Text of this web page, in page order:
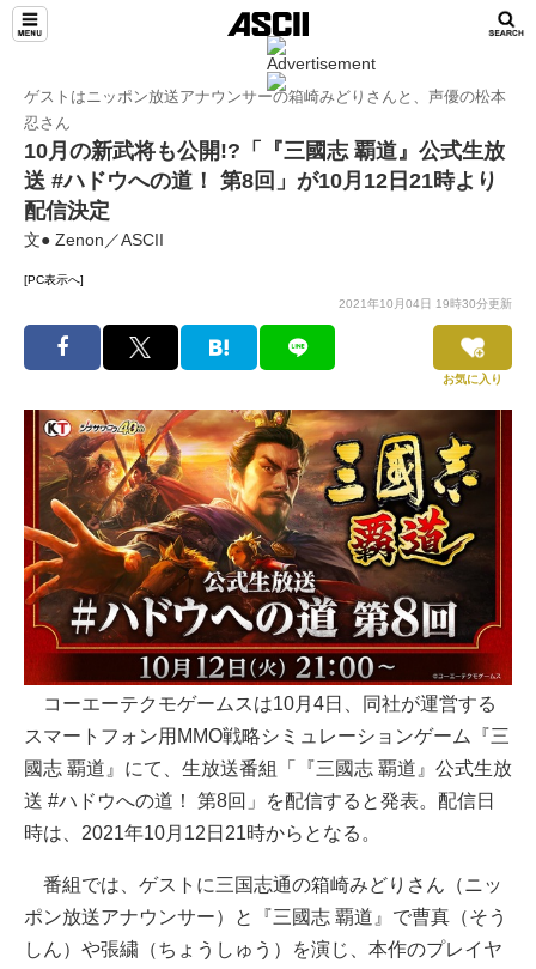
ゲストはニッポン放送アナウンサーの箱崎みどりさんと、声優の松本
忍さん
10月の新武将も公開!?「『三國志 覇道』公式生放
送 #ハドウへの道！ 第8回」が10月12日21時より
配信決定
文● Zenon／ASCII
[PC表示へ]
2021年10月04日 19時30分更新
お気に入り
コーエーテクモゲームスは10月4日、同社が運営する
スマートフォン用MMO戦略シミュレーションゲーム『三
國志 覇道』にて、生放送番組「『三國志 覇道』公式生放
送 #ハドウへの道！ 第8回」を配信すると発表。配信日
時は、2021年10月12日21時からとなる。
番組では、ゲストに三国志通の箱崎みどりさん（ニッ
ポン放送アナウンサー）と『三國志 覇道』で曹真（そう
しん）や張繍（ちょうしゅう）を演じ、本作のプレイヤ